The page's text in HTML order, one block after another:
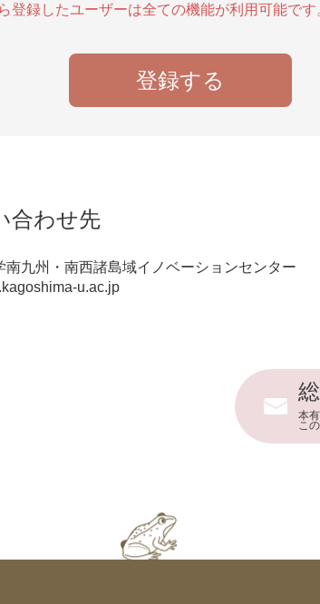
登録したユーザーは全ての機能が利用可能です
登録する
合わせ先
南九州・南西諸島域イノベーションセンター
u.ac.jp
本
こ